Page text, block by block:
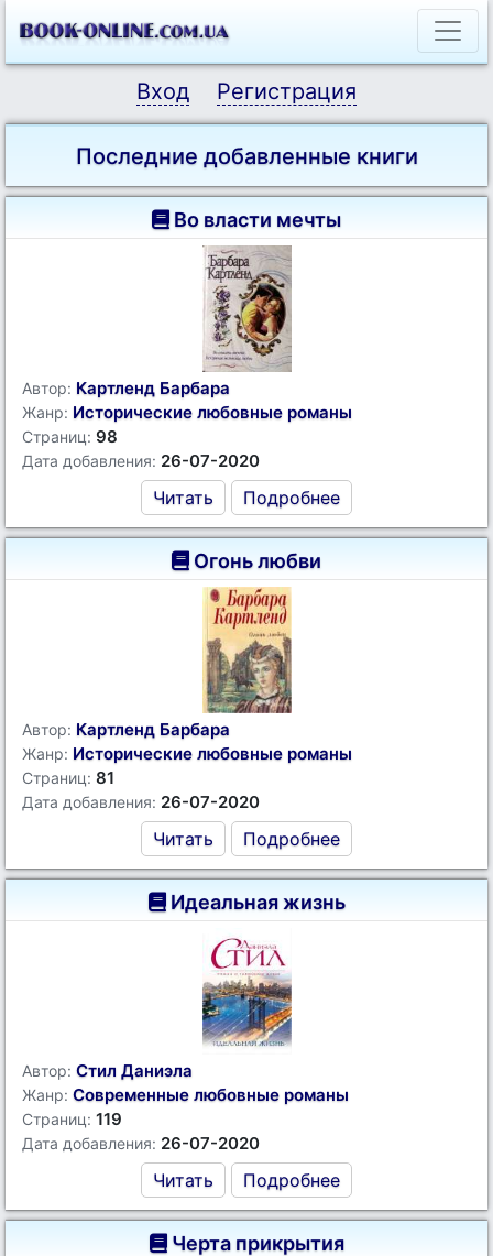
Вход Регистрация
Последние добавленные книги
Во власти мечты
Автор: Картленд Барбара
Жанр: Исторические любовные романы
Страниц: 98
Дата добавления: 26-07-2020
Читать Подробнее
Огонь любви
Автор: Картленд Барбара
Жанр: Исторические любовные романы
Страниц: 81
Дата добавления: 26-07-2020
Читать Подробнее
Идеальная жизнь
Автор: Стил Даниэла
Жанр: Современные любовные романы
Страниц: 119
Дата добавления: 26-07-2020
Читать Подробнее
Черта прикрытия